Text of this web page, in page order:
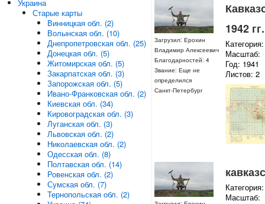
Загрузил: Ерохин
Владимир Алексеевич
Благодарностей: 4
Звание: Еще не
определился
Санкт-Петербург
1942 гг.
Масштаб:
Год: 1941
Листов: 2
Масштаб:
Украина
Старые карты
Винницкая обл. (2)
Волынская обл. (10)
Днепропетровская обл. (25)
Донецкая обл. (5)
Житомирская обл. (5)
Закарпатская обл. (3)
Запорожская обл. (5)
Ивано-Франковская обл. (2)
Киевская обл. (34)
Кировоградская обл. (3)
Луганская обл. (3)
Львовская обл. (2)
Николаевская обл. (2)
Одесская обл. (8)
Полтавская обл. (14)
Ровенская обл. (2)
Сумская обл. (7)
Тернопольская обл. (2)